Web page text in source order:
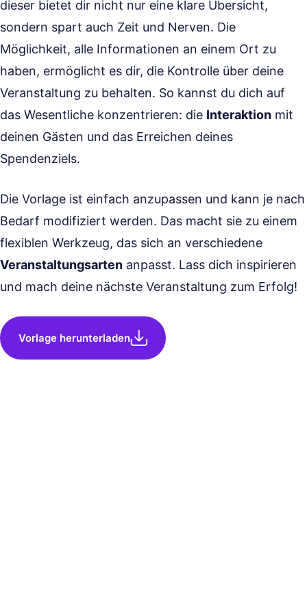
dieser bietet dir nicht nur eine klare Übersicht,
sondern spart auch Zeit und Nerven. Die
Möglichkeit, alle Informationen an einem Ort zu
haben, ermöglicht es dir, die Kontrolle über deine
Veranstaltung zu behalten. So kannst du dich auf
das Wesentliche konzentrieren: die Interaktion mit
deinen Gästen und das Erreichen deines
Spendenziels.
Die Vorlage ist einfach anzupassen und kann je nach
Bedarf modifiziert werden. Das macht sie zu einem
flexiblen Werkzeug, das sich an verschiedene
Veranstaltungsarten anpasst. Lass dich inspirieren
und mach deine nächste Veranstaltung zum Erfolg!
Vorlage herunterladen